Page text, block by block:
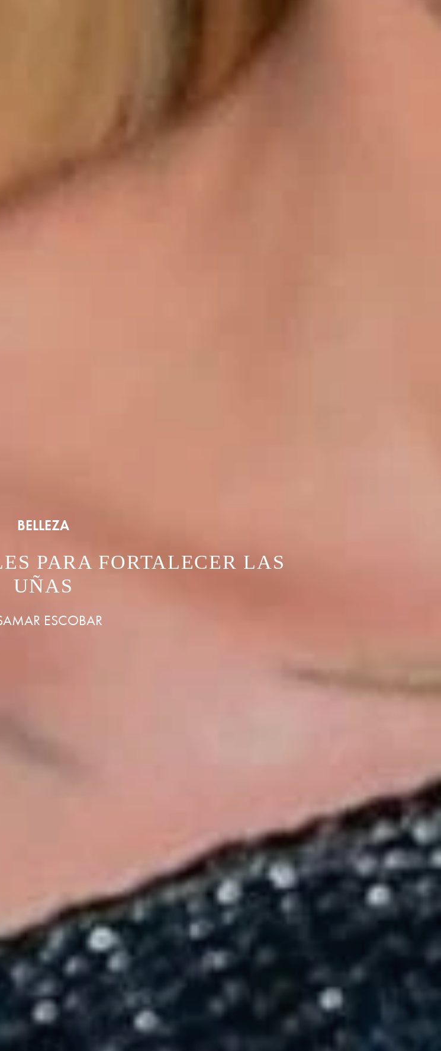
BELLEZA
PARA FORTALECER LAS
UÑAS
ESCOBAR